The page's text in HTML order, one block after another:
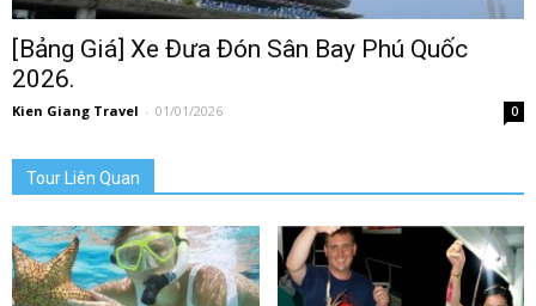
[Bảng Giá] Xe Đưa Đón Sân Bay Phú Quốc
2026.
Kien Giang Travel - 01/01/2026 0
Tour Liên Quan